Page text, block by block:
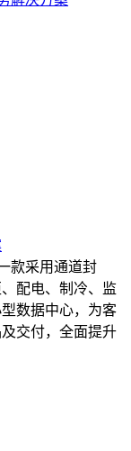
款采用通道封
配电、制冷、监
数据中心，为客
交付，全面提升